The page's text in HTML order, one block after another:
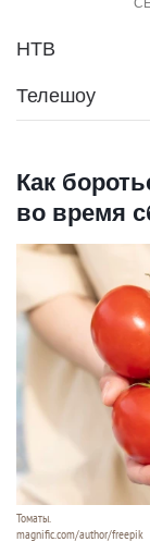
НТВ
Телешоу
Как
во время
Томаты.
magnific.com/author/freepik